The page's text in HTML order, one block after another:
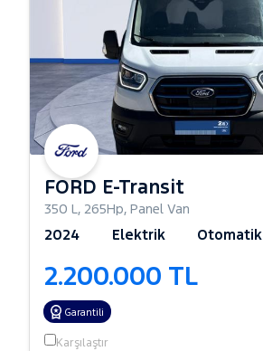
FORD E-Transit
350 L, 265Hp, Panel Van
2024 Elektrik Otomatik
2.200.000 TL
Garantili
Karşılaştır